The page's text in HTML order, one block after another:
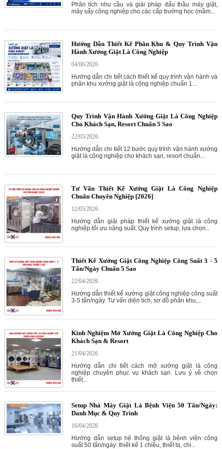
Phân tích nhu cầu và giải pháp đấu thầu máy giặt,
máy sấy công nghiệp cho các cấp trường học (mầm...
Hướng Dẫn Thiết Kế Phân Khu & Quy Trình Vận
Hành Xưởng Giặt Là Công Nghiệp
04/06/2026
Hướng dẫn chi tiết cách thiết kế quy trình vận hành và
phân khu xưởng giặt là công nghiệp chuẩn 1...
Quy Trình Vận Hành Xưởng Giặt Là Công Nghiệp
Cho Khách Sạn, Resort Chuẩn 5 Sao
22/05/2026
Hướng dẫn chi tiết 12 bước quy trình vận hành xưởng
giặt là công nghiệp cho khách sạn, resort chuẩn...
Tư Vấn Thiết Kế Xưởng Giặt Là Công Nghiệp
Chuẩn Chuyên Nghiệp [2026]
12/05/2026
Hướng dẫn giải pháp thiết kế xưởng giặt là công
nghiệp tối ưu năng suất. Quy trình setup, lựa chọn...
Thiết Kế Xưởng Giặt Công Nghiệp Công Suất 3 - 5
Tấn/Ngày Chuẩn 5 Sao
22/04/2026
Hướng dẫn thiết kế xưởng giặt công nghiệp công suất
3-5 tấn/ngày. Tư vấn diện tích, sơ đồ phân khu,...
Kinh Nghiệm Mở Xưởng Giặt Là Công Nghiệp Cho
Khách Sạn & Resort
21/04/2026
Hướng dẫn chi tiết cách mở xưởng giặt là công
nghiệp chuyên phục vụ khách sạn. Lưu ý về chọn
thiết...
Setup Nhà Máy Giặt Là Bệnh Viện 50 Tấn/Ngày:
Danh Mục & Quy Trình
16/04/2026
Hướng dẫn setup hệ thống giặt là bệnh viện công
suất 50 tấn/ngày: thiết kế 1 chiều, thiết bị, chi...